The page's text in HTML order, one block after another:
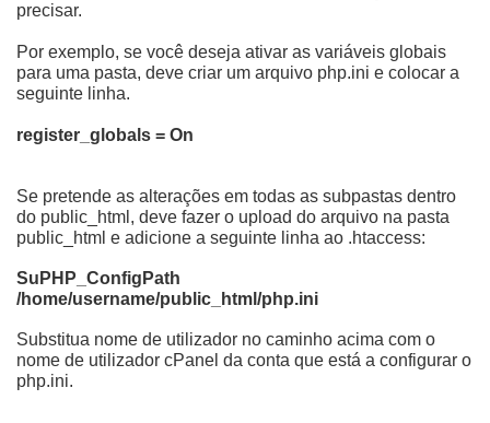
precisar.
Por exemplo, se você deseja ativar as variáveis globais
para uma pasta, deve criar um arquivo php.ini e colocar a
seguinte linha.
register_globals = On
Se pretende as alterações em todas as subpastas dentro
do public_html, deve fazer o upload do arquivo na pasta
public_html e adicione a seguinte linha ao .htaccess:
SuPHP_ConfigPath
/home/username/public_html/php.ini
Substitua nome de utilizador no caminho acima com o
nome de utilizador cPanel da conta que está a configurar o
php.ini.